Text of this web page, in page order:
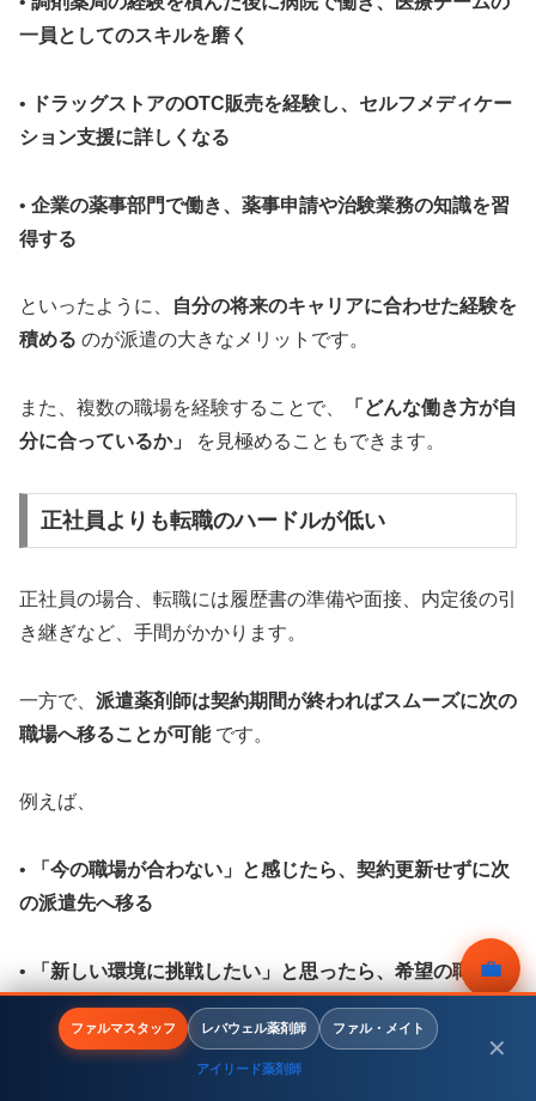
一員としてのスキルを磨く
•
ドラッグストアのOTC販売を経験し、セルフメディケー
ション支援に詳しくなる
• 企業の薬事部門で働き、薬事申請や治験業務の知識を習
得する
といったように、
自分の将来のキャリアに合わせた経験を
積める のが派遣の大きなメリットです。
また、複数の職場を経験することで、
「どんな働き方が自
分に合っているか」
を見極めることもできます。
正社員よりも転職のハードルが低い
正社員の場合、転職には履歴書の準備や面接、内定後の引
き継ぎなど、手間がかかります。
一方で、 派遣薬剤師は契約期間が終わればスムーズに次の
職場へ移ることが可能です。
例えば、
•
「今の職場が合わない」と感じたら、契約更新せずに次
の派遣先へ移る
•
「新しい環境に挑戦したい」と思ったら、希望の職場に
エントリーする
柔軟に職場を変えながらキャリアを形成で
ファルマスタッフ レバウェル薬剤師 ファル・メイト
アイリード薬剤師
✕
💼